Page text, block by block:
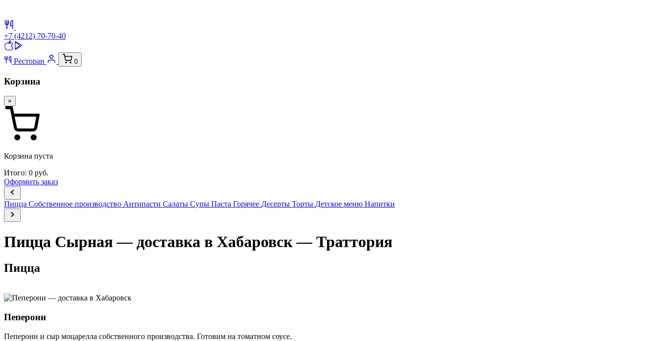
+7 (4212) 70-70-40
Ресторан 0
Корзина
×
Корзина пуста
Итого: 0 руб.
Оформить заказ
Пицца Собственное производство Антипасти Салаты Супы Паста Горячее Десерты Торты Детское меню Напитки
Пицца Сырная — доставка в Хабаровск — Траттория
Пицца
Пеперони
Пеперони и сыр моцарелла собственного производства. Готовим на томатном соусе.